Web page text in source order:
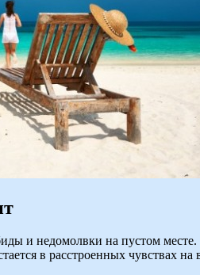
и недомолвки на пустом
в расстроенных